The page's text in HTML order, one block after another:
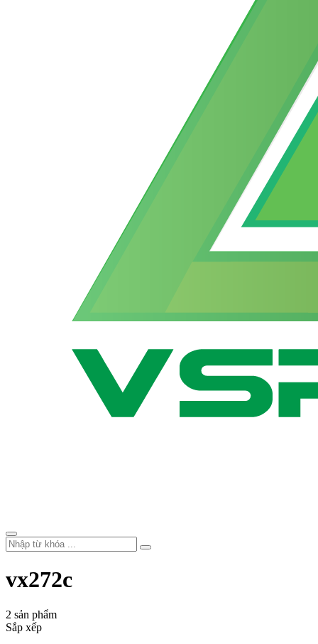
vx272c
2 sản phẩm
Sắp xếp